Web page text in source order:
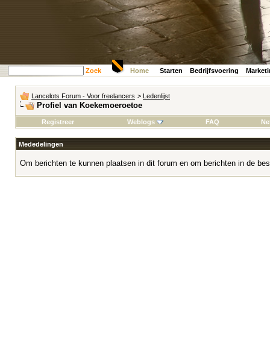
Zoek Home Starten Bedrijfsvoering
Lancelots Forum - Voor freelancers > Ledenlijst
Profiel van Koekemoeroetoe
Registreer Weblogs FAQ
Mededelingen
Om berichten te kunnen plaatsen in dit forum en om berichten in de